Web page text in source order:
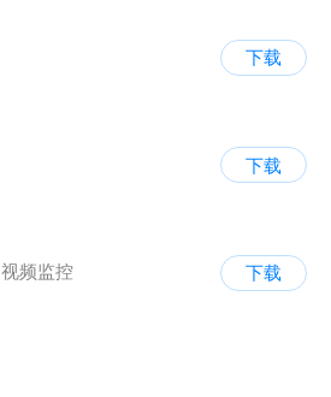
下载
下载
视频监控
下载